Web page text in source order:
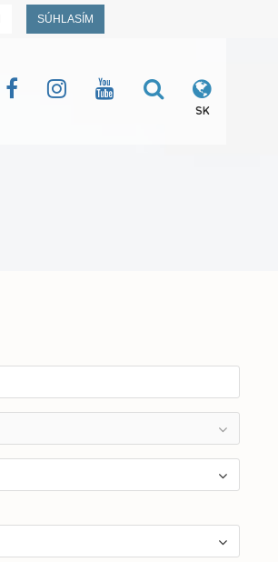
SÚHLASÍM
SK